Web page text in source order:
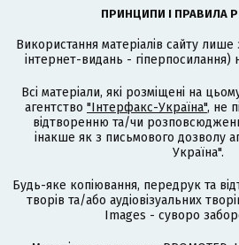
ПРИНЦИПИ І ПРАВИЛА
Використання матеріалів сайту
інтернет-видань - гіперпосилання)
Всі матеріали, які розміщені на
агентство "Інтерфакс-Україна", не
відтворенню та/чи
інакше як з письмового дозволу
Україна".
Будь-яке копіювання, передрук та
творів та/або аудіовізуальних
Images - суворо